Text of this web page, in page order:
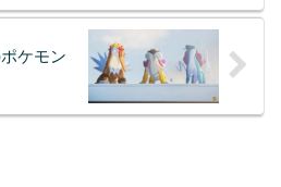
ケモン